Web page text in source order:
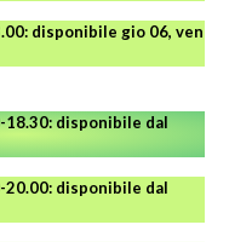
disponibile gio 06, ven
18.30: disponibile dal
20.00: disponibile dal